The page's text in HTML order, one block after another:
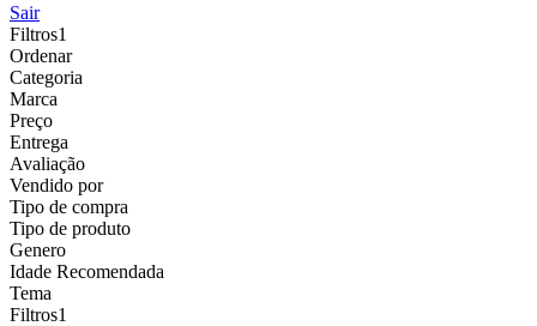
Sair
Filtros1
Ordenar
Categoria
Marca
Preço
Entrega
Avaliação
Vendido por
Tipo de compra
Tipo de produto
Genero
Idade Recomendada
Tema
Filtros1